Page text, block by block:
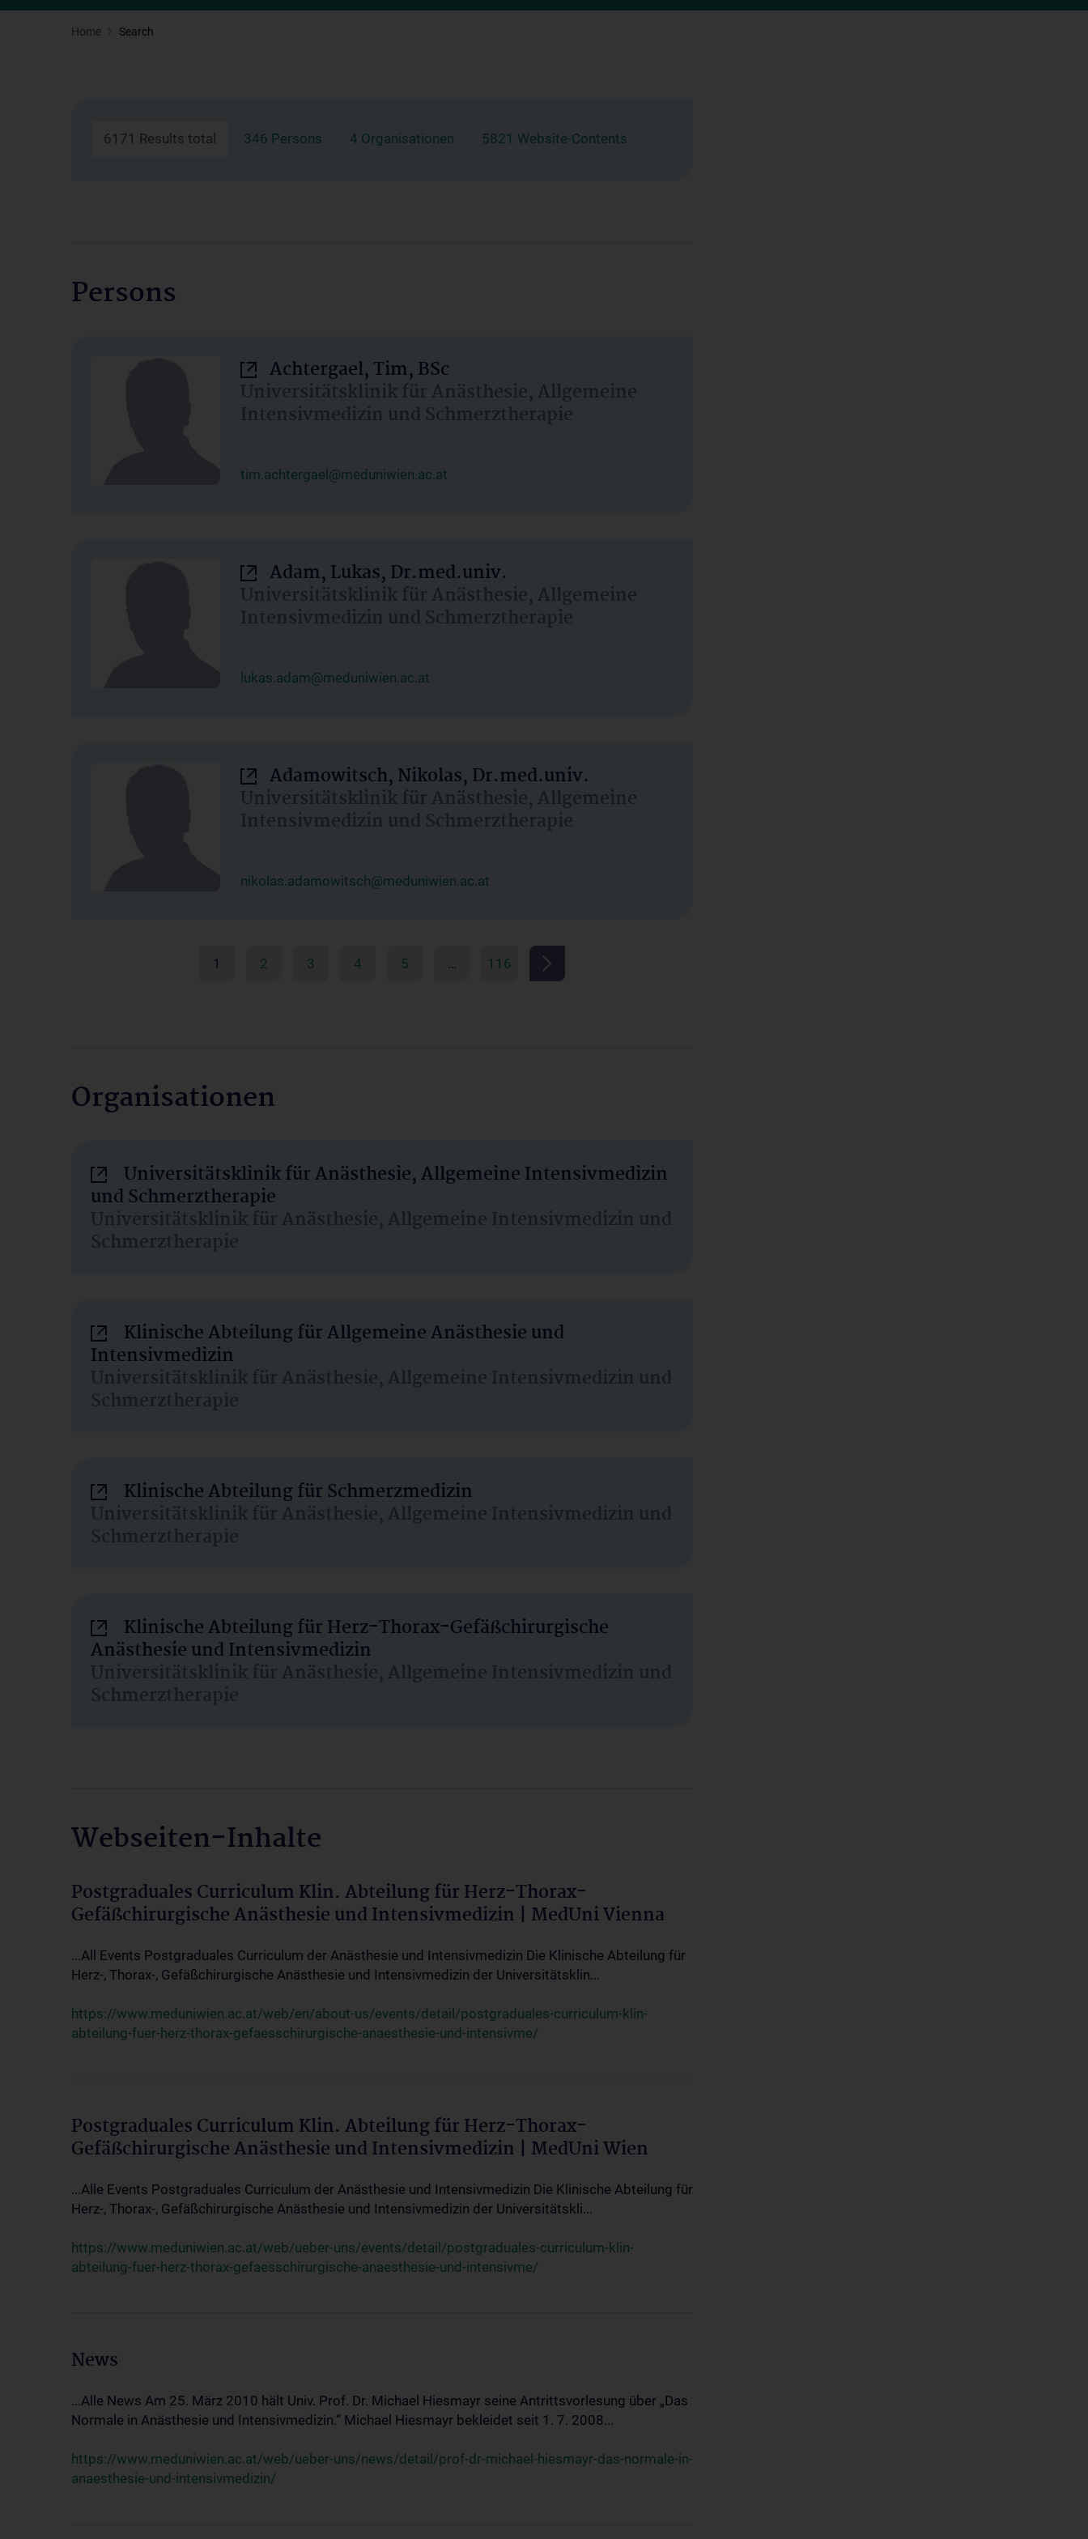
Home Search
6171 Results total 346 Persons 4 Organisationen 5821 Website-Contents
Persons
Achtergael, Tim, BSc
Universitätsklinik für Anästhesie, Allgemeine
Intensivmedizin und Schmerztherapie
tim.achtergael@meduniwien.ac.at
Adam, Lukas, Dr.med.univ.
Universitätsklinik für Anästhesie, Allgemeine
Intensivmedizin und Schmerztherapie
lukas.adam@meduniwien.ac.at
Adamowitsch, Nikolas, Dr.med.univ.
Universitätsklinik für Anästhesie, Allgemeine
Intensivmedizin und Schmerztherapie
nikolas.adamowitsch@meduniwien.ac.at
1 2 3 4 5 … 116
Organisationen
Universitätsklinik für Anästhesie, Allgemeine Intensivmedizin
und Schmerztherapie
Universitätsklinik für Anästhesie, Allgemeine Intensivmedizin und
Schmerztherapie
Klinische Abteilung für Allgemeine Anästhesie und
Intensivmedizin
Universitätsklinik für Anästhesie, Allgemeine Intensivmedizin und
Schmerztherapie
Klinische Abteilung für Schmerzmedizin
Universitätsklinik für Anästhesie, Allgemeine Intensivmedizin und
Schmerztherapie
Klinische Abteilung für Herz-Thorax-Gefäßchirurgische
Anästhesie und Intensivmedizin
Universitätsklinik für Anästhesie, Allgemeine Intensivmedizin und
Schmerztherapie
Webseiten-Inhalte
Postgraduales Curriculum Klin. Abteilung für Herz-Thorax-
Gefäßchirurgische Anästhesie und Intensivmedizin | MedUni Vienna
...All Events Postgraduales Curriculum der Anästhesie und Intensivmedizin Die Klinische Abteilung für
Herz-, Thorax-, Gefäßchirurgische Anästhesie und Intensivmedizin der Universitätsklin...
https://www.meduniwien.ac.at/web/en/about-us/events/detail/postgraduales-curriculum-klin-
abteilung-fuer-herz-thorax-gefaesschirurgische-anaesthesie-und-intensivme/
Postgraduales Curriculum Klin. Abteilung für Herz-Thorax-
Gefäßchirurgische Anästhesie und Intensivmedizin | MedUni Wien
...Alle Events Postgraduales Curriculum der Anästhesie und Intensivmedizin Die Klinische Abteilung für
Herz-, Thorax-, Gefäßchirurgische Anästhesie und Intensivmedizin der Universitätskli...
https://www.meduniwien.ac.at/web/ueber-uns/events/detail/postgraduales-curriculum-klin-
abteilung-fuer-herz-thorax-gefaesschirurgische-anaesthesie-und-intensivme/
News
...Alle News Am 25. März 2010 hält Univ. Prof. Dr. Michael Hiesmayr seine Antrittsvorlesung über „Das
Normale in Anästhesie und Intensivmedizin.“ Michael Hiesmayr bekleidet seit 1. 7. 2008...
https://www.meduniwien.ac.at/web/ueber-uns/news/detail/prof-dr-michael-hiesmayr-das-normale-in-
anaesthesie-und-intensivmedizin/